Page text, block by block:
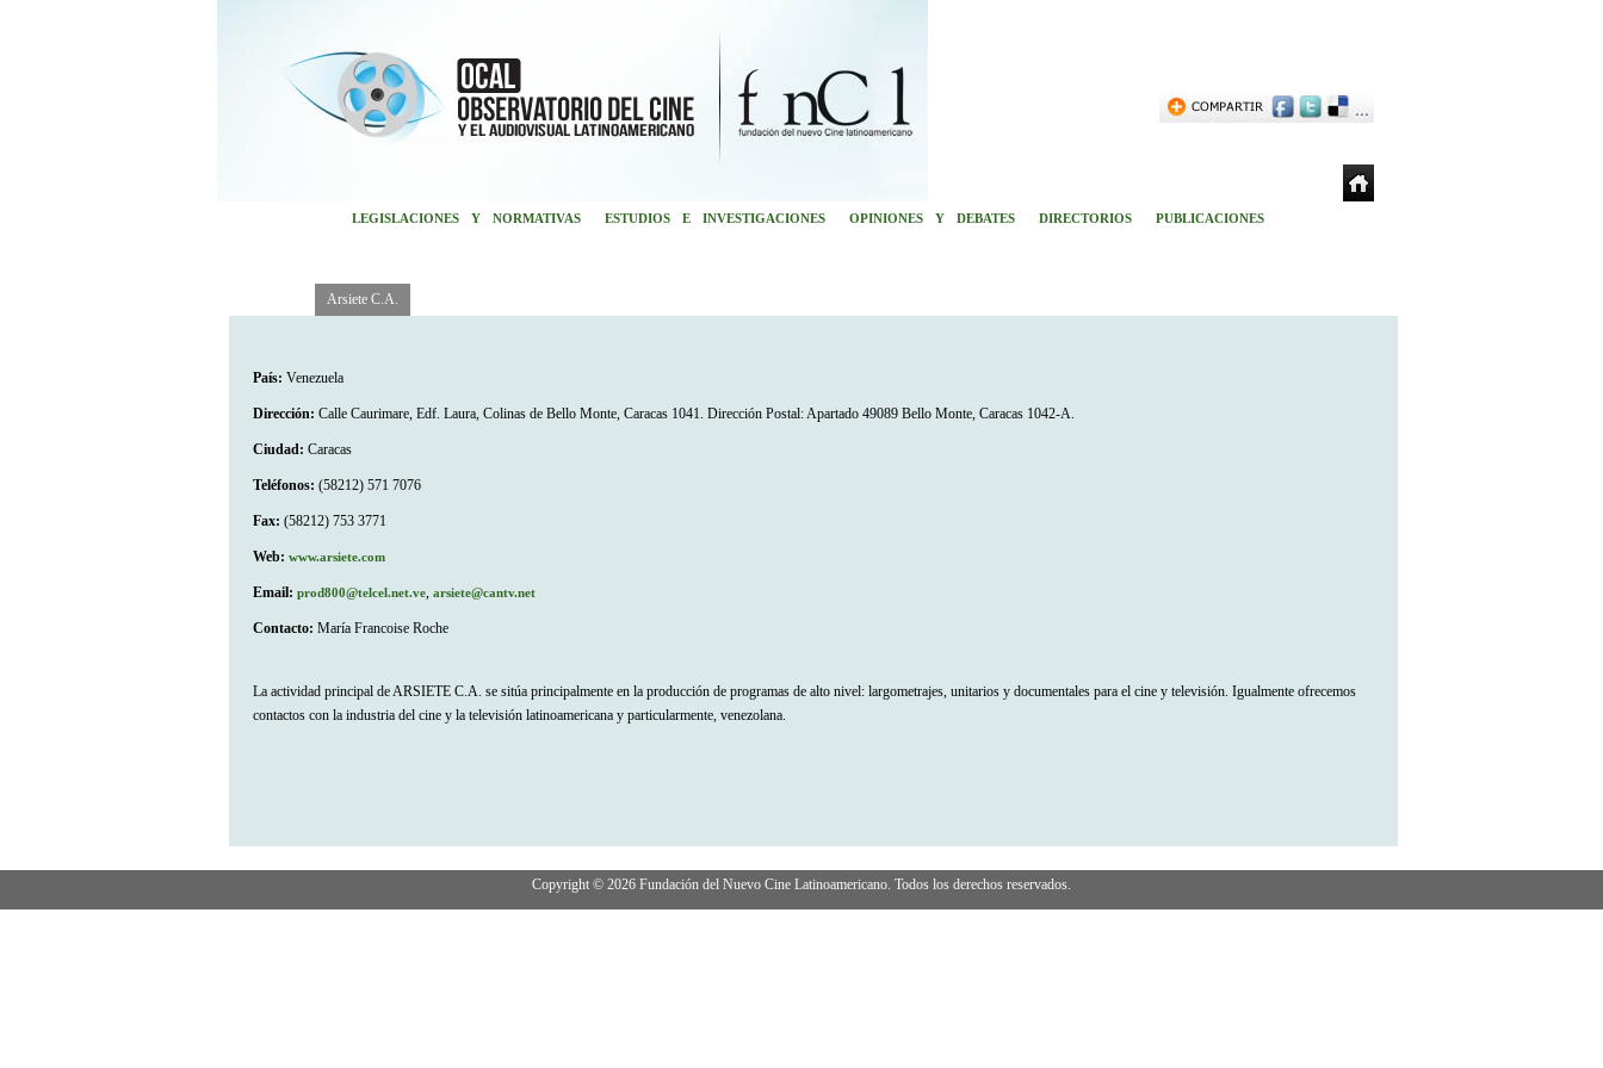
LEGISLACIONES Y NORMATIVAS ESTUDIOS E INVESTIGACIONES OPINIONES Y DEBATES DIRECTORIOS PUBLICACIONES
Arsiete C.A.
País: Venezuela
Dirección: Calle Caurimare, Edf. Laura, Colinas de Bello Monte, Caracas 1041. Dirección Postal: Apartado 49089 Bello Monte, Caracas 1042-A.
Ciudad: Caracas
Teléfonos: (58212) 571 7076
Fax: (58212) 753 3771
Web: www.arsiete.com
Email: prod800@telcel.net.ve, arsiete@cantv.net
Contacto: María Francoise Roche
La actividad principal de ARSIETE C.A. se sitúa principalmente en la producción de programas de alto nivel: largometrajes, unitarios y documentales para el cine y televisión. Igualmente ofrecemos
contactos con la industria del cine y la televisión latinoamericana y particularmente, venezolana.
Copyright © 2026 Fundación del Nuevo Cine Latinoamericano. Todos los derechos reservados.